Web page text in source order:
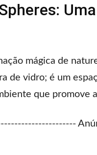
mágica de
de vidro; é um
que promove